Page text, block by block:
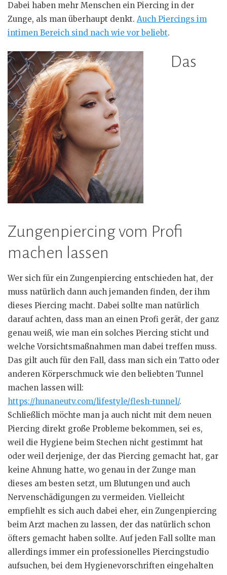
Dabei haben mehr Menschen ein Piercing in der
Zunge, als man überhaupt denkt. Auch Piercings im
intimen Bereich sind nach wie vor beliebt.
Das
Zungenpiercing vom Profi
machen lassen
Wer sich für ein Zungenpiercing entschieden hat, der
muss natürlich dann auch jemanden finden, der ihm
dieses Piercing macht. Dabei sollte man natürlich
darauf achten, dass man an einen Profi gerät, der ganz
genau weiß, wie man ein solches Piercing sticht und
welche Vorsichtsmaßnahmen man dabei treffen muss.
Das gilt auch für den Fall, dass man sich ein Tatto oder
anderen Körperschmuck wie den beliebten Tunnel
machen lassen will:
https://hunaneutv.com/lifestyle/flesh-tunnel/.
Schließlich möchte man ja auch nicht mit dem neuen
Piercing direkt große Probleme bekommen, sei es,
weil die Hygiene beim Stechen nicht gestimmt hat
oder weil derjenige, der das Piercing gemacht hat, gar
keine Ahnung hatte, wo genau in der Zunge man
dieses am besten setzt, um Blutungen und auch
Nervenschädigungen zu vermeiden. Vielleicht
empfiehlt es sich auch dabei eher, ein Zungenpiercing
beim Arzt machen zu lassen, der das natürlich schon
öfters gemacht haben sollte. Auf jeden Fall sollte man
allerdings immer ein professionelles Piercingstudio
aufsuchen, bei dem Hygienevorschriften eingehalten